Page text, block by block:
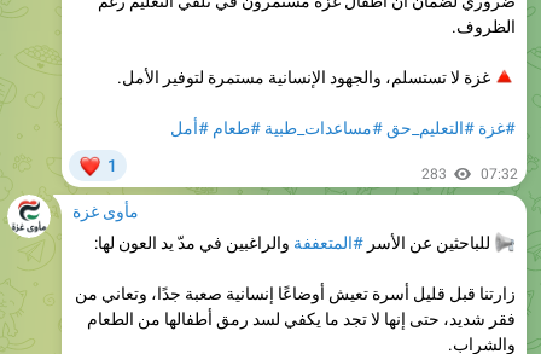
غزة لا تستسلم، والجهود الإنسانية مستمرة لتوفير الأمل.
#غزة #التعليم_حق #مساعدات_طبية #طعام #أمل
283 07:32
مأوى غزة
للباحثين عن الأسر#المتعففةوالراغبين في مدّ يد العون لها:
زارتنا قبل قليل أسرة تعيش أوضاعًا إنسانية صعبة جدًا، وتعاني من
والشراب.
تقيم الأسرة في خيمة مهترئة وسط ظروف معيشية مأساوية،